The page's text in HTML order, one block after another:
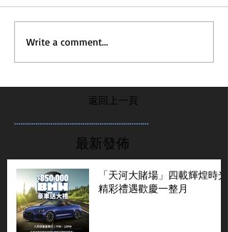
Write a comment...
返回上一頁
...............................................................
最新發佈
「天河大賭場」四載輝煌時光
精彩禮遇歡慶一整月